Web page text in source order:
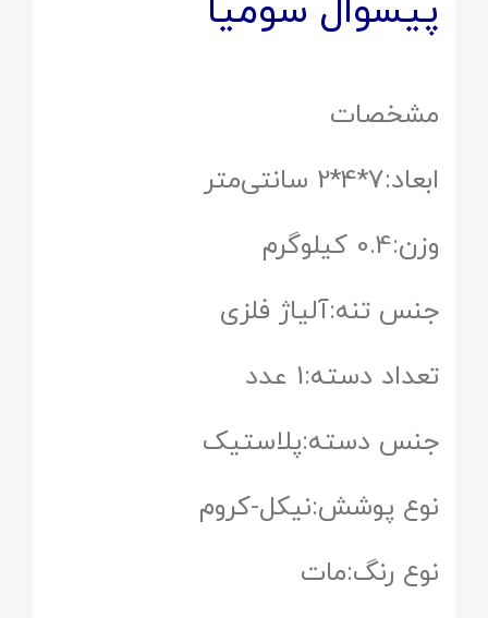
پیسوال سومیا
مشخصات
ابعاد:7*4*2 سانتی‌متر
وزن:0.4 کیلوگرم
جنس تنه:آلیاژ فلزی
تعداد دسته:1 عدد
جنس دسته:پلاستیک
نوع پوشش:نیکل-کروم
نوع رنگ:مات